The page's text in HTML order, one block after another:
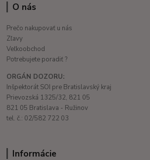
O nás
Prečo nakupovať u nás
Zľavy
Veľkoobchod
Potrebujete poradiť ?
ORGÁN DOZORU:
Inšpektorát SOI pre Bratislavský kraj
Prievozská 1325/32, 821 05
821 05 Bratislava - Ružinov
tel. č.: 02/582 722 03
Informácie